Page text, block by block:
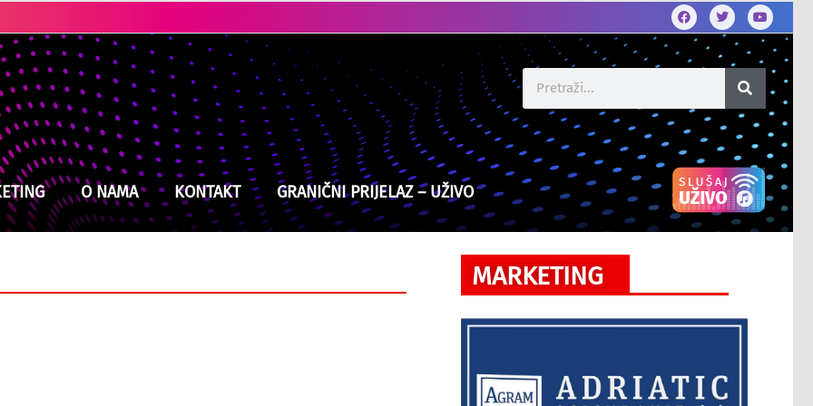
O NAMA KONTAKT GRANIČNI PRIJELAZ – UŽIVO
MARKETING